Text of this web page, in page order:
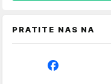
PRATITE NAS NA